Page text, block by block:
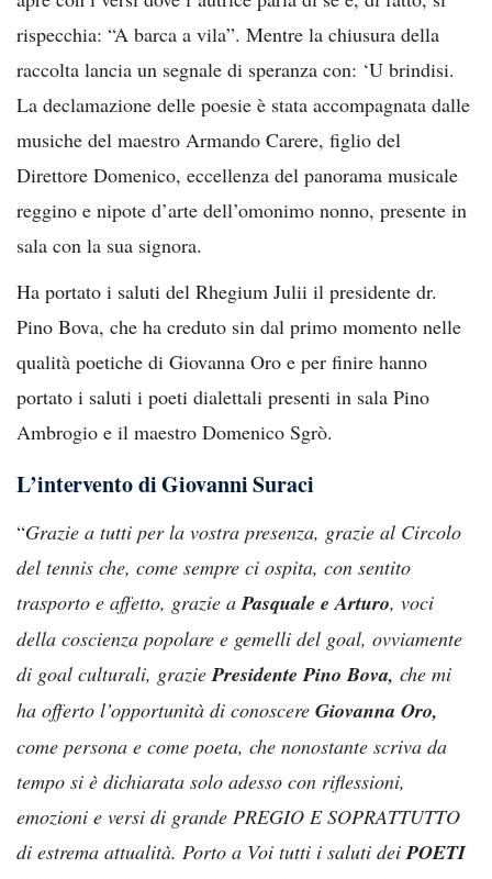
rispecchia: “A barca a vila”. Mentre la chiusura della
raccolta lancia un segnale di speranza con: ‘U brindisi.
La declamazione delle poesie è stata accompagnata dalle
musiche del maestro Armando Carere, figlio del
Direttore Domenico, eccellenza del panorama musicale
reggino e nipote d’arte dell’omonimo nonno, presente in
sala con la sua signora.
Ha portato i saluti del Rhegium Julii il presidente dr.
Pino Bova, che ha creduto sin dal primo momento nelle
qualità poetiche di Giovanna Oro e per finire hanno
portato i saluti i poeti dialettali presenti in sala Pino
Ambrogio e il maestro Domenico Sgrò.
L’intervento di Giovanni Suraci
“Grazie a tutti per la vostra presenza, grazie al Circolo
del tennis che, come sempre ci ospita, con sentito
trasporto e affetto, grazie aPasquale e Arturo, voci
della coscienza popolare e gemelli del goal, ovviamente
di goal culturali, graziePresidente Pino Bova, che mi
ha offerto l’opportunità di conoscere Giovanna Oro,
come persona e come poeta, che nonostante scriva da
tempo si è dichiarata solo adesso con riflessioni,
emozioni e versi di grande PREGIO E SOPRATTUTTO
di estrema attualità. Porto a Voi tutti i saluti deiPOETI